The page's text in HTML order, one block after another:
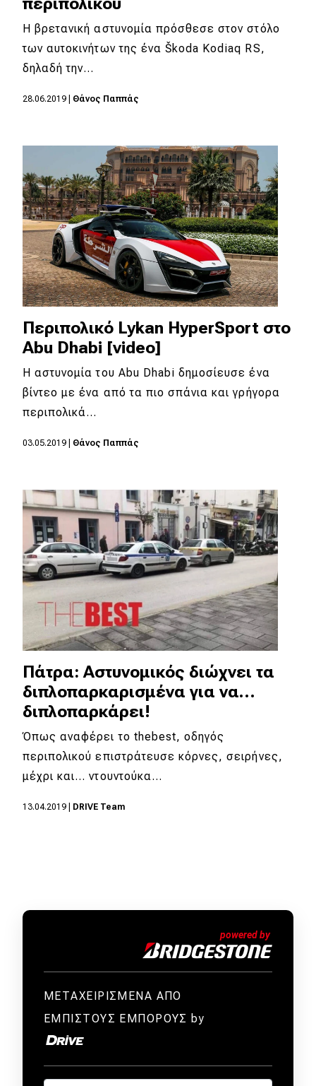
Η βρετανική αστυνομία πρόσθεσε στον στόλο
των αυτοκινήτων της ένα Škoda Kodiaq RS,
δηλαδή την…
28.06.2019 Θάνος Παππάς
Περιπολικό Lykan HyperSport στο
Abu Dhabi [video]
Η αστυνομία του Abu Dhabi δημοσίευσε ένα
βίντεο με ένα από τα πιο σπάνια και γρήγορα
περιπολικά…
03.05.2019 Θάνος Παππάς
Πάτρα: Αστυνομικός διώχνει τα
διπλοπαρκαρισμένα για να…
διπλοπαρκάρει!
Όπως αναφέρει το thebest, οδηγός
περιπολικού επιστράτευσε κόρνες, σειρήνες,
μέχρι και… ντουντούκα…
13.04.2019 DRIVE Team
ΜΕΤΑΧΕΙΡΙΣΜΕΝΑ ΑΠΟ
ΕΜΠΙΣΤΟΥΣ ΕΜΠΟΡΟΥΣ by